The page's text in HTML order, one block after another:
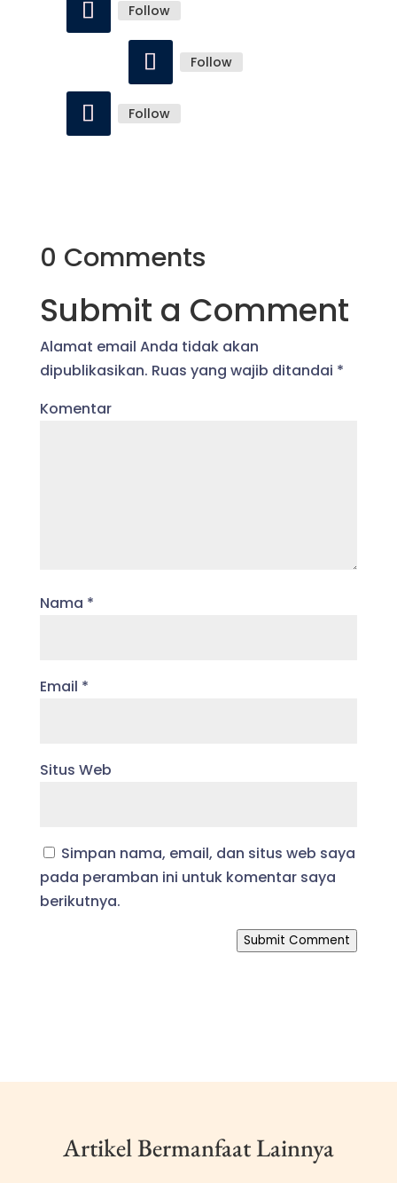
Follow
Follow
Follow
0 Comments
Submit a Comment
Alamat email Anda tidak akan
dipublikasikan. Ruas yang wajib ditandai *
Komentar
Nama *
Email *
Situs Web
Simpan nama, email, dan situs web saya
pada peramban ini untuk komentar saya
berikutnya.
Submit Comment
Artikel Bermanfaat Lainnya